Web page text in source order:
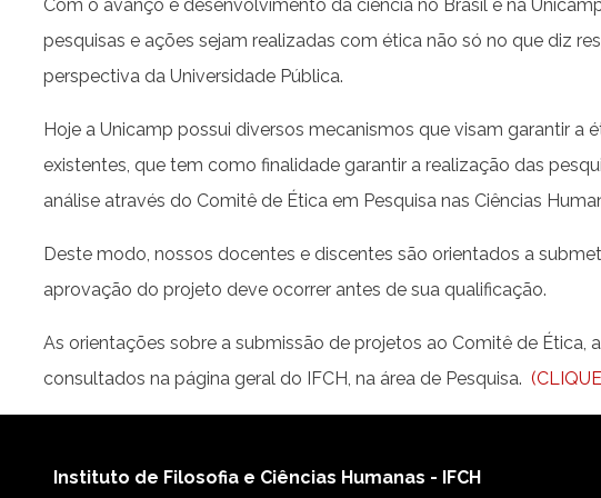
Com o avanço e desenvolvimento da ciência no Brasil e na
pesquisas e ações sejam realizadas com ética não só no que diz
perspectiva da Universidade Pública.
Hoje a Unicamp possui diversos mecanismos que visam garantir
existentes, que tem como finalidade garantir a realização das
análise através do Comitê de Ética em Pesquisa nas Ciências
Deste modo, nossos docentes e discentes são orientados a
aprovação do projeto deve ocorrer antes de sua qualificação.
As orientações sobre a submissão de projetos ao Comitê de
consultados na página geral do IFCH, na área de Pesquisa.
Instituto de Filosofia e Ciências Humanas - IFCH